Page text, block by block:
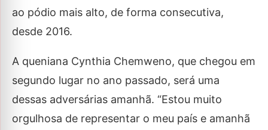
ao pódio mais alto, de forma consecutiva,
desde 2016.
A queniana Cynthia Chemweno, que chegou em
segundo lugar no ano passado, será uma
dessas adversárias amanhã. “Estou muito
orgulhosa de representar o meu país e amanhã